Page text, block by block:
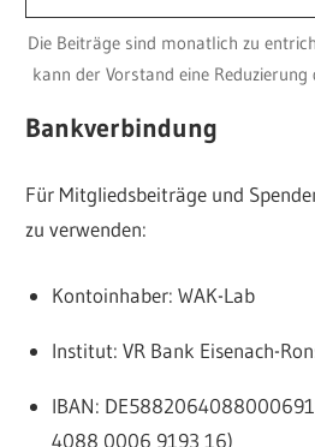
Die Beiträge sind monatlich zu
kann der Vorstand eine
Bankverbindung
Für Mitgliedsbeiträge und
zu verwenden:
Kontoinhaber: WAK-Lab
Institut: VR Bank Eisenach-
IBAN:
4088 0006 9193 16)